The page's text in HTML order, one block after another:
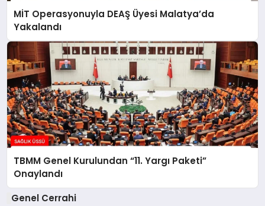
MİT Operasyonuyla DEAŞ Üyesi Malatya’da
Yakalandı
TBMM Genel Kurulundan “11. Yargı Paketi”
Onaylandı
Genel Cerrahi